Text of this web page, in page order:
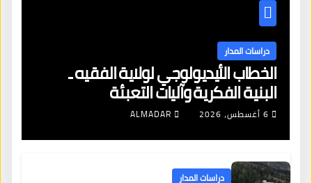
دراسات المدار
الخطاب الأيديولوجي لولاية الفقيه ـ
البنية الفكرية وآليات التعبئة
6 أغسطس، 2026 ALMADAR
دراسات المدار